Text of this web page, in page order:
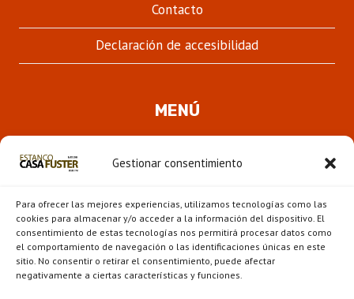
Gestionar consentimiento
Para ofrecer las mejores experiencias, utilizamos tecnologías como las
cookies para almacenar y/o acceder a la información del dispositivo. El
consentimiento de estas tecnologías nos permitirá procesar datos como
el comportamiento de navegación o las identificaciones únicas en este
sitio. No consentir o retirar el consentimiento, puede afectar
negativamente a ciertas características y funciones.
Contacto
Declaración de accesibilidad
MENÚ
HIJO
Novedades
Escaparate